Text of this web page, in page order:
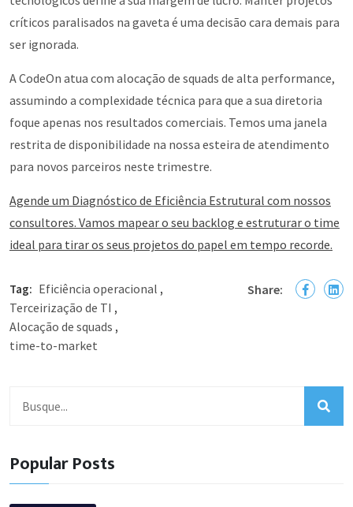
críticos paralisados na gaveta é uma decisão cara demais para
ser ignorada.
A CodeOn atua com alocação de squads de alta performance,
assumindo a complexidade técnica para que a sua diretoria
foque apenas nos resultados comerciais. Temos uma janela
restrita de disponibilidade na nossa esteira de atendimento
para novos parceiros neste trimestre.
Agende um Diagnóstico de Eficiência Estrutural com nossos
consultores. Vamos mapear o seu backlog e estruturar o time
ideal para tirar os seus projetos do papel em tempo recorde.
Tag: Eficiência operacional ,
Terceirização de TI ,
Alocação de squads ,
time-to-market
Share:
Popular Posts